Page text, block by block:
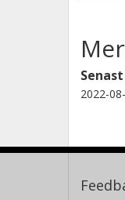
2022-